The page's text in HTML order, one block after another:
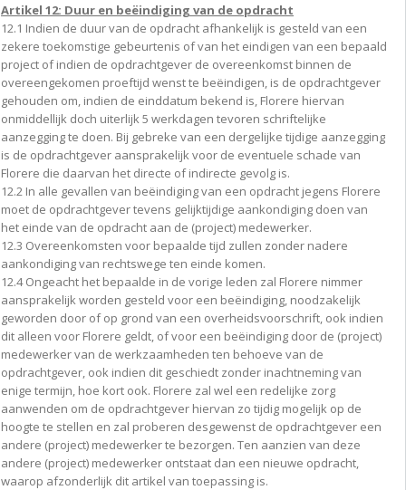
Artikel 12: Duur en beëindiging van de opdracht
12.1 Indien de duur van de opdracht afhankelijk is gesteld van een
zekere toekomstige gebeurtenis of van het eindigen van een bepaald
project of indien de opdrachtgever de overeenkomst binnen de
overeengekomen proeftijd wenst te beëindigen, is de opdrachtgever
gehouden om, indien de einddatum bekend is, Florere hiervan
onmiddellijk doch uiterlijk 5 werkdagen tevoren schriftelijke
aanzegging te doen. Bij gebreke van een dergelijke tijdige aanzegging
is de opdrachtgever aansprakelijk voor de eventuele schade van
Florere die daarvan het directe of indirecte gevolg is.
12.2 In alle gevallen van beëindiging van een opdracht jegens Florere
moet de opdrachtgever tevens gelijktijdige aankondiging doen van
het einde van de opdracht aan de (project) medewerker.
12.3 Overeenkomsten voor bepaalde tijd zullen zonder nadere
aankondiging van rechtswege ten einde komen.
12.4 Ongeacht het bepaalde in de vorige leden zal Florere nimmer
aansprakelijk worden gesteld voor een beëindiging, noodzakelijk
geworden door of op grond van een overheidsvoorschrift, ook indien
dit alleen voor Florere geldt, of voor een beëindiging door de (project)
medewerker van de werkzaamheden ten behoeve van de
opdrachtgever, ook indien dit geschiedt zonder inachtneming van
enige termijn, hoe kort ook. Florere zal wel een redelijke zorg
aanwenden om de opdrachtgever hiervan zo tijdig mogelijk op de
hoogte te stellen en zal proberen desgewenst de opdrachtgever een
andere (project) medewerker te bezorgen. Ten aanzien van deze
andere (project) medewerker ontstaat dan een nieuwe opdracht,
waarop afzonderlijk dit artikel van toepassing is.